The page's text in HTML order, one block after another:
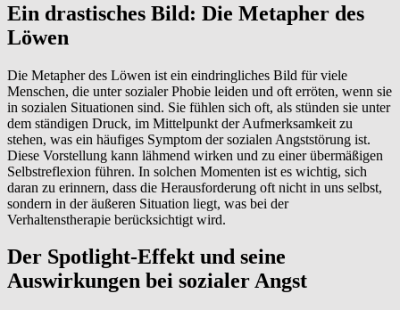
Ein drastisches Bild: Die Metapher des
Löwen
Die Metapher des Löwen ist ein eindringliches Bild für viele
Menschen, die unter sozialer Phobie leiden und oft erröten, wenn sie
in sozialen Situationen sind. Sie fühlen sich oft, als stünden sie unter
dem ständigen Druck, im Mittelpunkt der Aufmerksamkeit zu
stehen, was ein häufiges Symptom der sozialen Angststörung ist.
Diese Vorstellung kann lähmend wirken und zu einer übermäßigen
Selbstreflexion führen. In solchen Momenten ist es wichtig, sich
daran zu erinnern, dass die Herausforderung oft nicht in uns selbst,
sondern in der äußeren Situation liegt, was bei der
Verhaltenstherapie berücksichtigt wird.
Der Spotlight-Effekt und seine
Auswirkungen bei sozialer Angst